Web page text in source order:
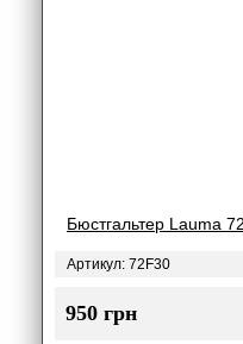
Бюстгальтер Lauma
Артикул: 72F30
950 грн